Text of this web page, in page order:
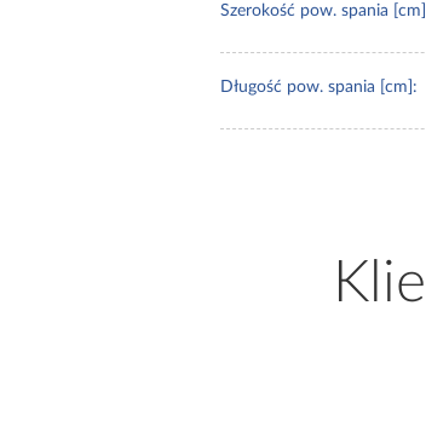
Szerokość pow. spania
Długość pow. spania [cm]: